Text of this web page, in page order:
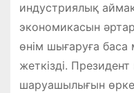
индустриялық
экономикасын
өнім шығаруға баса
жеткізді.
шаруашылығын